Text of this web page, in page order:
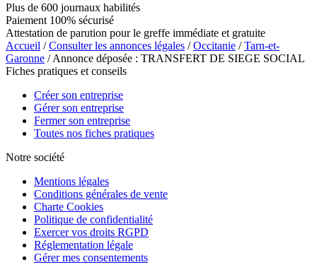
Plus de 600 journaux habilités
Paiement 100% sécurisé
Attestation de parution pour le greffe immédiate et gratuite
Accueil /Consulter les annonces légales /Occitanie /Tarn-et-
Garonne / Annonce déposée : TRANSFERT DE SIEGE SOCIAL
Fiches pratiques et conseils
Créer son entreprise
Gérer son entreprise
Fermer son entreprise
Toutes nos fiches pratiques
Notre société
Mentions légales
Conditions générales de vente
Charte Cookies
Politique de confidentialité
Exercer vos droits RGPD
Réglementation légale
Gérer mes consentements